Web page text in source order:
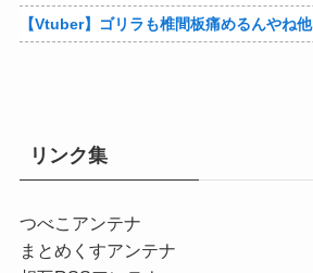
【Vtuber】ゴリラも椎間板痛めるんやね他
リンク集
つべこアンテナ
まとめくすアンテナ